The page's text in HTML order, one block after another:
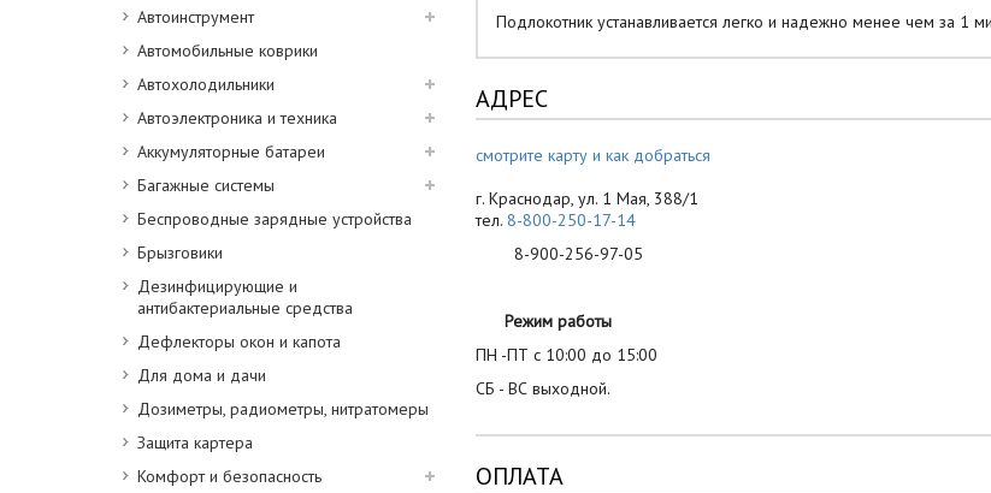
Автоинструмент
Автомобильные коврики
Автохолодильники
Автоэлектроника и техника
Аккумуляторные батареи
Багажные системы
Беспроводные зарядные устройства
Брызговики
Дезинфицирующие и
антибактериальные средства
Дефлекторы окон и капота
Для дома и дачи
Дозиметры, радиометры, нитратомеры
Защита картера
Комфорт и безопасность
Подлокотник устанавливается легко и надежно менее чем за 1
АДРЕС
смотрите карту и как добраться
г. Краснодар, ул. 1 Мая, 388/1
тел. 8-800-250-17-14
8-900-256-97-05
Режим работы
ПН -ПТ с 10:00 до 15:00
СБ - ВС выходной.
ОПЛАТА